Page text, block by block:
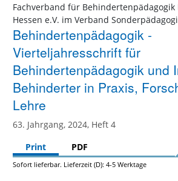
Fachverband für Behindertenpädagogik
Hessen e.V. im Verband
Behindertenpädagogik -
Vierteljahresschrift für
Behindertenpädagogik und
Behinderter in Praxis,
Lehre
63. Jahrgang, 2024, Heft 4
Print
PDF
Sofort lieferbar. Lieferzeit (D): 4-5 Werktage